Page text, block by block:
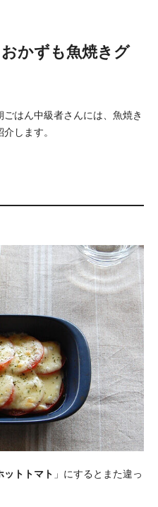
かずも魚焼きグ
はん中級者さんには、魚焼き
します。
ットトマト 」にするとまた違っ